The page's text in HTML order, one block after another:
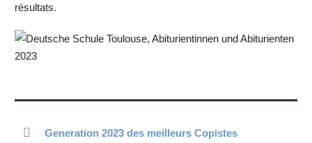
résultats.
Generation 2023 des meilleurs Copistes